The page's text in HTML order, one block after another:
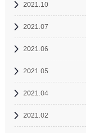
2021.10
2021.07
2021.06
2021.05
2021.04
2021.02